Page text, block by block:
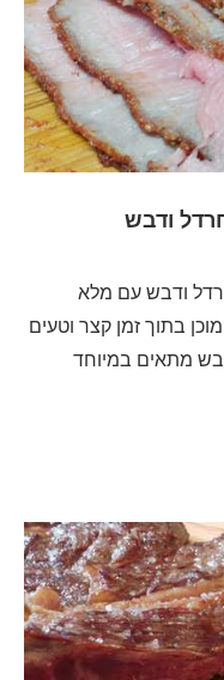
ודבש
ודבש עם מלא
בתוך זמן קצר וטעים
מתאים במיוחד